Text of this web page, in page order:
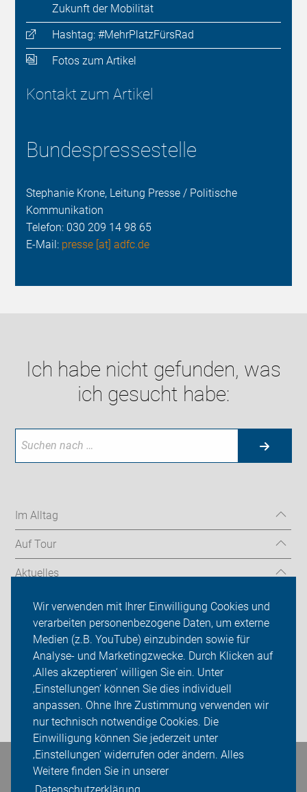
Wir verwenden mit Ihrer Einwilligung Cookies und
verarbeiten personenbezogene Daten, um externe
Medien (z.B. YouTube) einzubinden sowie für
Analyse- und Marketingzwecke. Durch Klicken auf
‚Alles akzeptieren‘ willigen Sie ein. Unter
‚Einstellungen‘ können Sie dies individuell
anpassen. Ohne Ihre Zustimmung verwenden wir
nur technisch notwendige Cookies. Die
Einwilligung können Sie jederzeit unter
‚Einstellungen‘ widerrufen oder ändern. Alles
Weitere finden Sie in unserer
Zukunft der Mobilität
Hashtag: #MehrPlatzFürsRad
Fotos zum Artikel
Kontakt zum Artikel
Bundespressestelle
Stephanie Krone, Leitung Presse / Politische
Kommunikation
Telefon: 030 209 14 98 65
E-Mail: presse [at] adfc.de
Ich habe nicht gefunden, was
ich gesucht habe:
Im Alltag
Auf Tour
Aktuelles
Über uns
Mitgliedschaft
Fachwissen
Presse
Login
Bleiben Sie in Kontakt